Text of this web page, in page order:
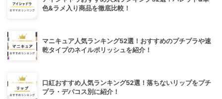
色&ラメ入り商品を徹底比較！
マニキュア人気ランキング52選！おすすめのプチプラや速
乾タイプのネイルポリッシュを紹介！
口紅おすすめ人気ランキング52選！落ちないリップをプチ
プラ・デパコス別に紹介！